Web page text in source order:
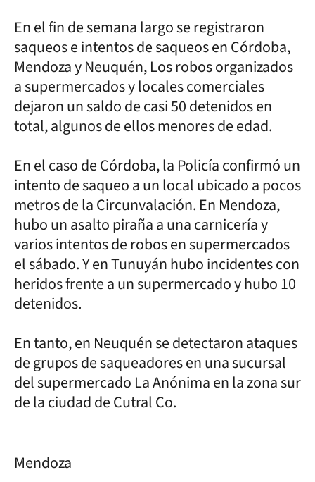
En el fin de semana largo se registraron
saqueos e intentos de saqueos en Córdoba,
Mendoza y Neuquén, Los robos organizados
a supermercados y locales comerciales
dejaron un saldo de casi 50 detenidos en
total, algunos de ellos menores de edad.
En el caso de Córdoba, la Policía confirmó un
intento de saqueo a un local ubicado a pocos
metros de la Circunvalación. En Mendoza,
hubo un asalto piraña a una carnicería y
varios intentos de robos en supermercados
el sábado. Y en Tunuyán hubo incidentes con
heridos frente a un supermercado y hubo 10
detenidos.
En tanto, en Neuquén se detectaron ataques
de grupos de saqueadores en una sucursal
del supermercado La Anónima en la zona sur
de la ciudad de Cutral Co.
Mendoza